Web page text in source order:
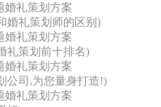
婚礼策划方案
婚礼策划师的区别)
婚礼策划方案
礼策划前十排名)
婚礼策划方案
公司,为您量身打造!)
婚礼策划方案